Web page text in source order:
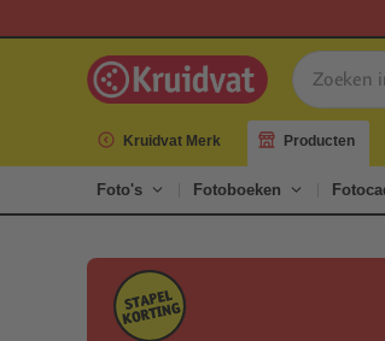
Kruidvat Merk Producten
Foto's Fotoboeken